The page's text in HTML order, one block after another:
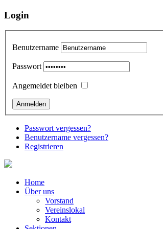
Login
Benutzername
Passwort
Angemeldet bleiben
Passwort vergessen?
Benutzername vergessen?
Registrieren
Home
Über uns
Vorstand
Vereinslokal
Kontakt